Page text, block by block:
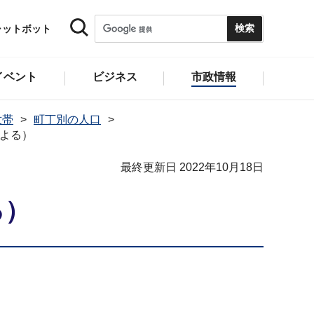
トボット
ント ビジネス 市政情報
町丁別の人口
る）
最終更新日 2022年10月18日